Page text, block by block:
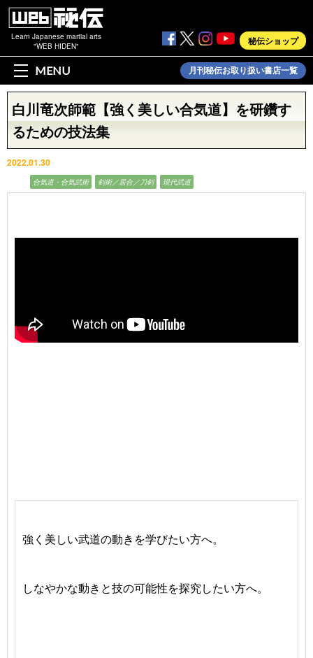
Learn Japanese martial arts
"WEB HIDEN"
秘伝ショップ
MENU 月刊秘伝お取り扱い書店一覧
白川竜次師範【強く美しい合気道】を研鑽す
るための技法集
2022.01.30
合気道・合気武術 剣術／居合／刀剣 現代武道
強く美しい武道の動きを学びたい方へ。
しなやかな動きと技の可能性を探究したい方へ。